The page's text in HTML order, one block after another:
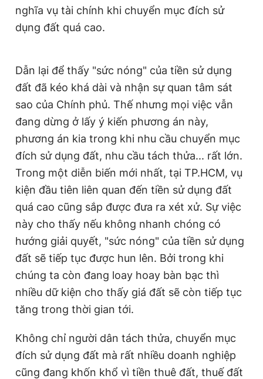
nghĩa vụ tài chính khi chuyển mục đích sử
dụng đất quá cao.
Dẫn lại để thấy "sức nóng" của tiền sử dụng
đất đã kéo khá dài và nhận sự quan tâm sát
sao của Chính phủ. Thế nhưng mọi việc vẫn
đang dừng ở lấy ý kiến phương án này,
phương án kia trong khi nhu cầu chuyển mục
đích sử dụng đất, nhu cầu tách thửa... rất lớn.
Trong một diễn biến mới nhất, tại TP.HCM, vụ
kiện đầu tiên liên quan đến tiền sử dụng đất
quá cao cũng sắp được đưa ra xét xử. Sự việc
này cho thấy nếu không nhanh chóng có
hướng giải quyết, "sức nóng" của tiền sử dụng
đất sẽ tiếp tục được hun lên. Bởi trong khi
chúng ta còn đang loay hoay bàn bạc thì
nhiều dữ kiện cho thấy giá đất sẽ còn tiếp tục
tăng trong thời gian tới.
Không chỉ người dân tách thửa, chuyển mục
đích sử dụng đất mà rất nhiều doanh nghiệp
cũng đang khốn khổ vì tiền thuê đất, thuế đất